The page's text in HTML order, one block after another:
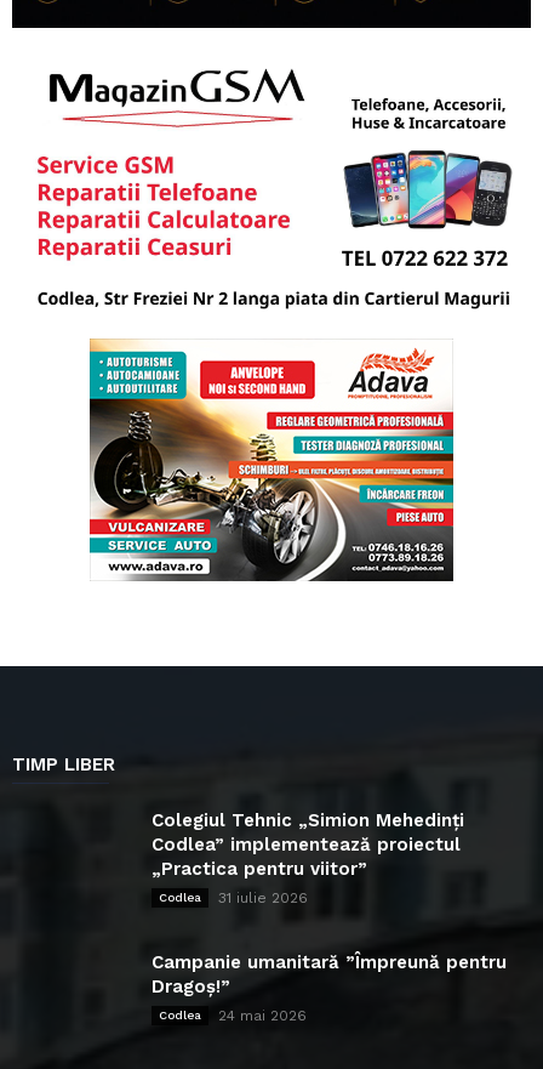
TIMP LIBER
Colegiul Tehnic „Simion Mehedinți
Codlea” implementează proiectul
„Practica pentru viitor”
Codlea 31 iulie 2026
Campanie umanitară ”Împreună pentru
Dragoș!”
Codlea 24 mai 2026